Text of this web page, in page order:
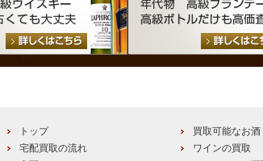
トップ
宅配買取の流れ
買取可能なお酒
ワインの買取